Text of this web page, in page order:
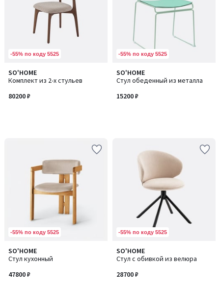
-55% по коду 5525
SO'HOME
Комплект из 2-х стульев
80200 ₽
-55% по коду 5525
SO'HOME
Стул обеденный из металла
15200 ₽
-55% по коду 5525
SO'HOME
Стул кухонный
47800 ₽
Количество
цветов:
6
-55% по коду 5525
SO'HOME
Стул с обивкой из велюра
28700 ₽
Количество
цветов:
3